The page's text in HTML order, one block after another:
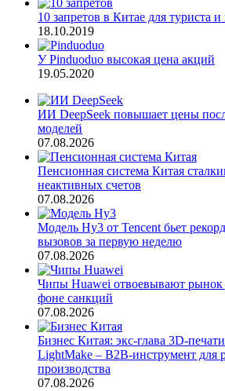
10 запретов в Китае для туриста и
18.10.2019
У Pinduoduo высокая цена акций
19.05.2020
ИИ DeepSeek повышает цены
моделей
07.08.2026
Пенсионная система Китая
неактивных счетов
07.08.2026
Модель Hy3 от Tencent бьет
вызовов за первую неделю
07.08.2026
Чипы Huawei отвоевывают
фоне санкций
07.08.2026
Бизнес Китая: экс-глава 3D-
LightMake – B2B-инструмент для
производства
07.08.2026